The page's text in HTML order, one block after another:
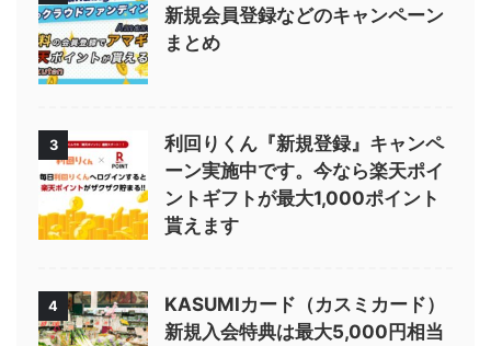
新規会員登録などのキャンペーン
まとめ
3
利回りくん『新規登録』キャンペ
ーン実施中です。今なら楽天ポイ
ントギフトが最大1,000ポイント
貰えます
4
KASUMIカード（カスミカード）
新規入会特典は最大5,000円相当